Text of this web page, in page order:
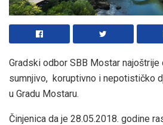
Gradski odbor SBB Mostar
sumnjivo, koruptivno i nepotističko
u Gradu Mostaru.
Činjenica da je 28.05.2018. godine